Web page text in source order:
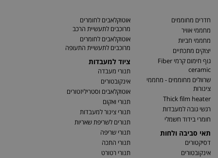
חדרים מחוממים
מחממי אוויר
מחממי חביות
יצוקים מתכתיים
גוף חימום קרמי Fiber
ceramic
שרוולים מחוממים - מחממי
צינורות
Thick film heater
רגשי גובה למעבדות
חומרי בידוד חשמלי
תאי סביבה ולחות
דסיקטורים
אינקובטורים
אוטוקלאבים לחומרים
מרוכבים לתעשיית הרכב
אוטוקלאבים לחומרים
מרוכבים לתעשיית התעופה
ציוד למעבדות
תנורי מעבדה
אינקובטורים
אוטוקלאבים וסטריליזטורים
תנורי ואקום
תנורי צינור למעבדות
תנורים לשריפת שאריות
תנורי שריפה
תנורי התכה
תנורי רטורט